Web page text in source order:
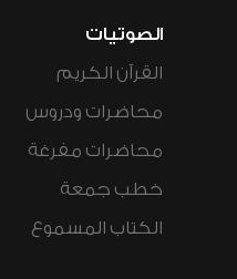
الصوتيات
القرآن الكريم
محاضرات ودروس
محاضرات مفرغة
خطب جمعة
الكتاب المسموع